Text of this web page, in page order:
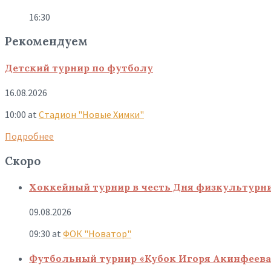
16:30
Рекомендуем
Детский турнир по футболу
16.08.2026
10:00 at Стадион "Новые Химки"
Подробнее
Скоро
Хоккейный турнир в честь Дня
09.08.2026
09:30 at ФОК "Новатор"
Футбольный турнир «Кубок Игоря